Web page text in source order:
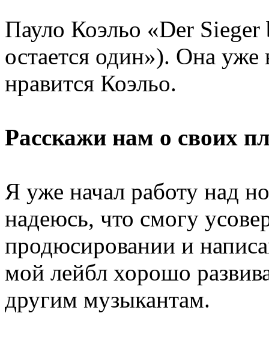
Пауло Коэльо «Der
остается один»). Она
нравится Коэльо.
Расскажи нам о своих
Я уже начал работу над
надеюсь, что смогу
продюсировании и
мой лейбл хорошо
другим музыкантам.